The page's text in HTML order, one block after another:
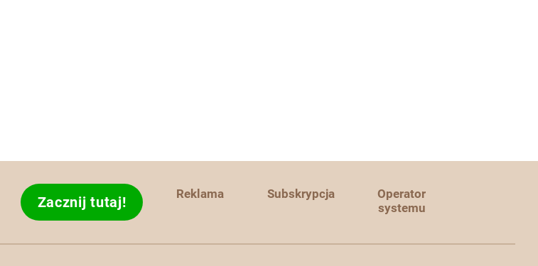
Zacznij tutaj! Reklama Subskrypcja
Operator
systemu